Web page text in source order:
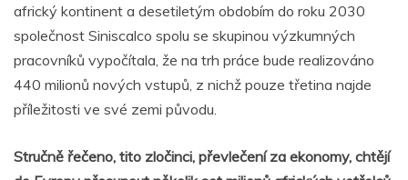
africký kontinent a desetiletým obdobím do roku 2030
společnost Siniscalco spolu se skupinou výzkumných
pracovníků vypočítala, že na trh práce bude realizováno
440 milionů nových vstupů, z nichž pouze třetina najde
příležitosti ve své zemi původu.
Stručně řečeno, tito zločinci, převlečení za ekonomy, chtějí